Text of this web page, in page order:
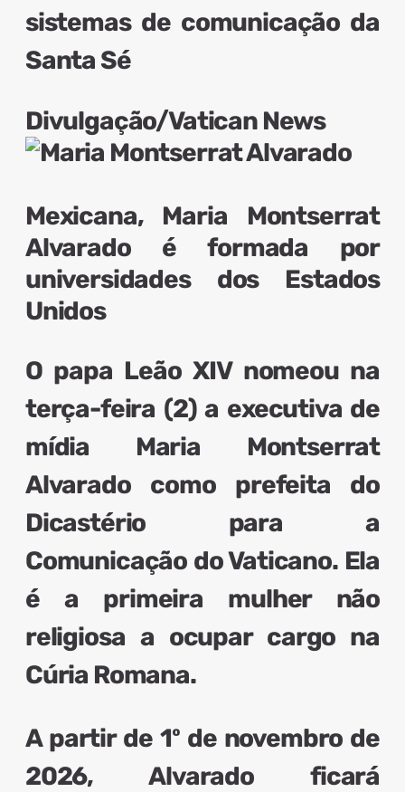
sistemas de comunicação da
Santa Sé
Divulgação/Vatican News
Mexicana, Maria Montserrat
Alvarado é formada por
universidades dos Estados
Unidos
O papa Leão XIV nomeouna
terça-feira (2) a executiva de
mídia Maria Montserrat
Alvaradocomo prefeita do
Dicastério para a
Comunicação do Vaticano. Ela
é a primeira mulher não
religiosa a ocupar cargo na
Cúria Romana.
A partir de 1º de novembro de
2026, Alvarado ficará